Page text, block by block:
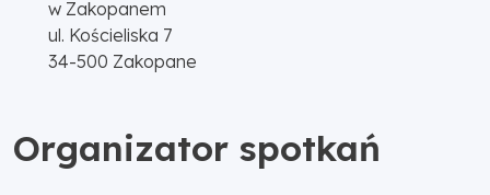
w Zakopanem
ul. Kościeliska 7
34-500 Zakopane
Organizator spotkań